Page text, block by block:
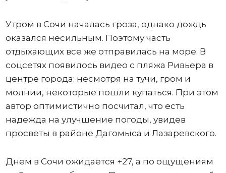
Утром в Сочи началась гроза, однако дождь
оказался несильным. Поэтому часть
отдыхающих все же отправилась на море. В
соцсетях появилось видео с пляжа Ривьера в
центре города: несмотря на тучи, гром и
молнии, некоторые пошли купаться. При этом
автор оптимистично посчитал, что есть
надежда на улучшение погоды, увидев
просветы в районе Дагомыса и Лазаревского.
Днем в Сочи ожидается +27, а по ощущениям